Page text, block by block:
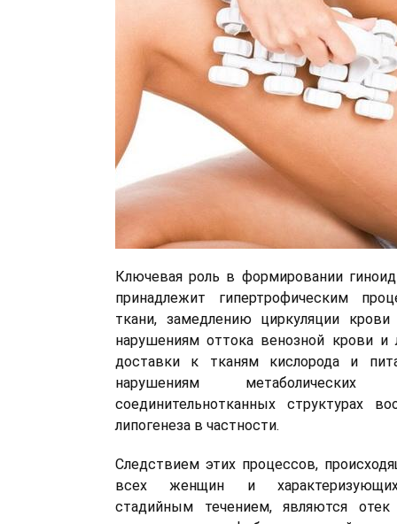
Ключевая роль в формировании
принадлежит гипертрофическим
ткани, замедлению циркуляции
нарушениям оттока венозной крови
доставки к тканям кислорода и
нарушениям
соединительнотканных структурах
липогенеза в частности.
Следствием этих процессов,
всех женщин и
стадийным течением, являются отек